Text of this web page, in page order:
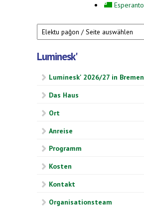
Esperanto
Luminesk'
Luminesk' 2026/27 in Bremen
Das Haus
Ort
Anreise
Programm
Kosten
Kontakt
Organisationsteam